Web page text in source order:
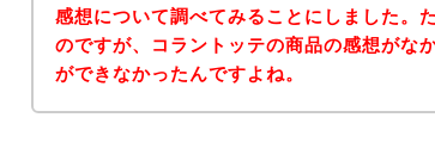
感想について調べてみることにしました。
のですが、コラントッテの商品の感想がな
ができなかったんですよね。